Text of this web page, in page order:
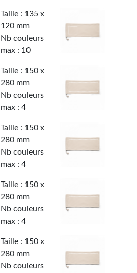
Taille : 135 x
120 mm
Nb couleurs
max : 10
Taille : 150 x
280 mm
Nb couleurs
max : 4
Taille : 150 x
280 mm
Nb couleurs
max : 4
Taille : 150 x
280 mm
Nb couleurs
max : 4
Taille : 150 x
280 mm
Nb couleurs